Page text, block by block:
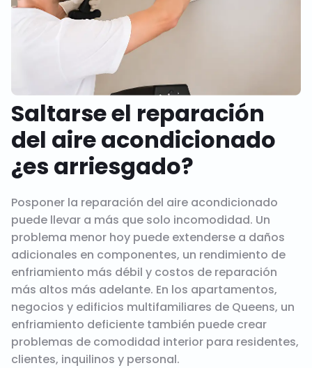
Saltarse el reparación
del aire acondicionado
¿es arriesgado?
Posponer la reparación del aire acondicionado
puede llevar a más que solo incomodidad. Un
problema menor hoy puede extenderse a daños
adicionales en componentes, un rendimiento de
enfriamiento más débil y costos de reparación
más altos más adelante. En los apartamentos,
negocios y edificios multifamiliares de Queens, un
enfriamiento deficiente también puede crear
problemas de comodidad interior para residentes,
clientes, inquilinos y personal.